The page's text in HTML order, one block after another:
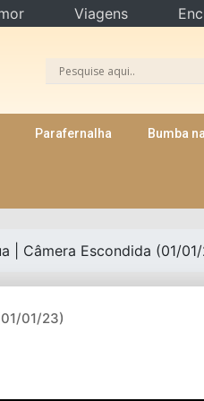
Parafernalha Bumba
| Câmera Escondida (01/
01/23)
Viagens